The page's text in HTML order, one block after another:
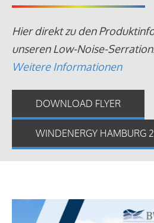
Hier direkt zu den
unseren Low-Noise-
Weitere Informationen
DOWNLOAD FLYER
WINDENERGY HAMBURG